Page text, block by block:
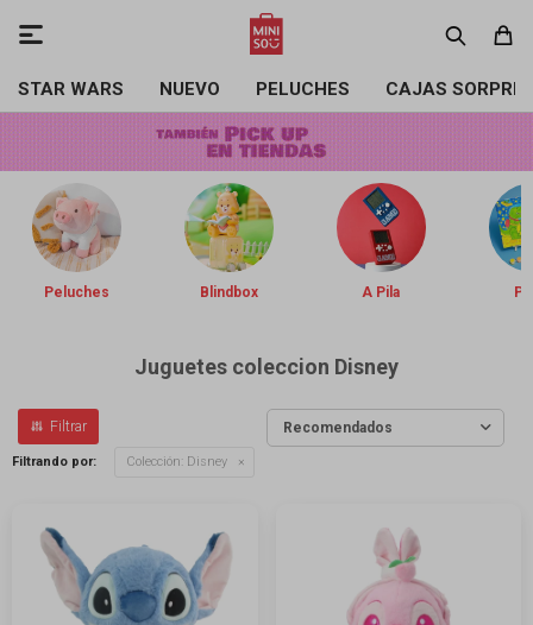
STAR WARS NUEVO PELUCHES CAJAS

Peluches Blindbox A Pila
Juguetes coleccion Disney
Recomendados
Filtrando por: Colección: Disney